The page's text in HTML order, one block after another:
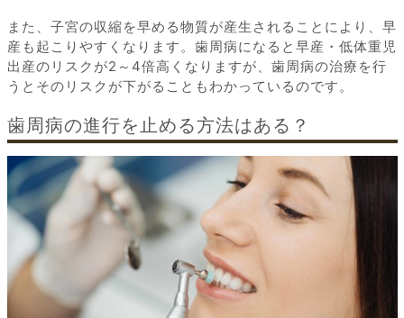
また、子宮の収縮を早める物質が産生されることにより、早
産も起こりやすくなります。歯周病になると早産・低体重児
出産のリスクが2～4倍高くなりますが、歯周病の治療を行
うとそのリスクが下がることもわかっているのです。
歯周病の進行を止める方法はある？